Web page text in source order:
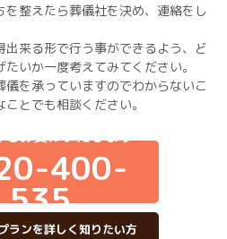
を整えたら葬儀社を決め、連絡をし
来る形で行う事ができるよう、ど
いか一度考えてみてください。
を承っていますのでわからないこ
とでも相談ください。
お受けいたします
400-
535
ランを詳しく知りたい方